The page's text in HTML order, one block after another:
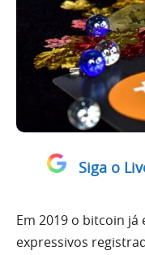
Siga o
Em 2019 o bitcoin
expressivos